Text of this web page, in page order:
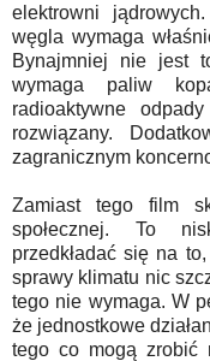
elektrowni
węgla wymaga
Bynajmniej nie jest
wymaga paliw
radioaktywne
rozwiązany.
zagranicznym
Zamiast tego film
społecznej. To
przedkładać się na
sprawy klimatu nic
tego nie wymaga. W
że jednostkowe
tego co mogą zrobić